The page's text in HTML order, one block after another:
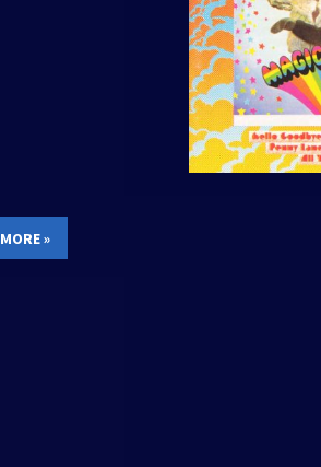
»